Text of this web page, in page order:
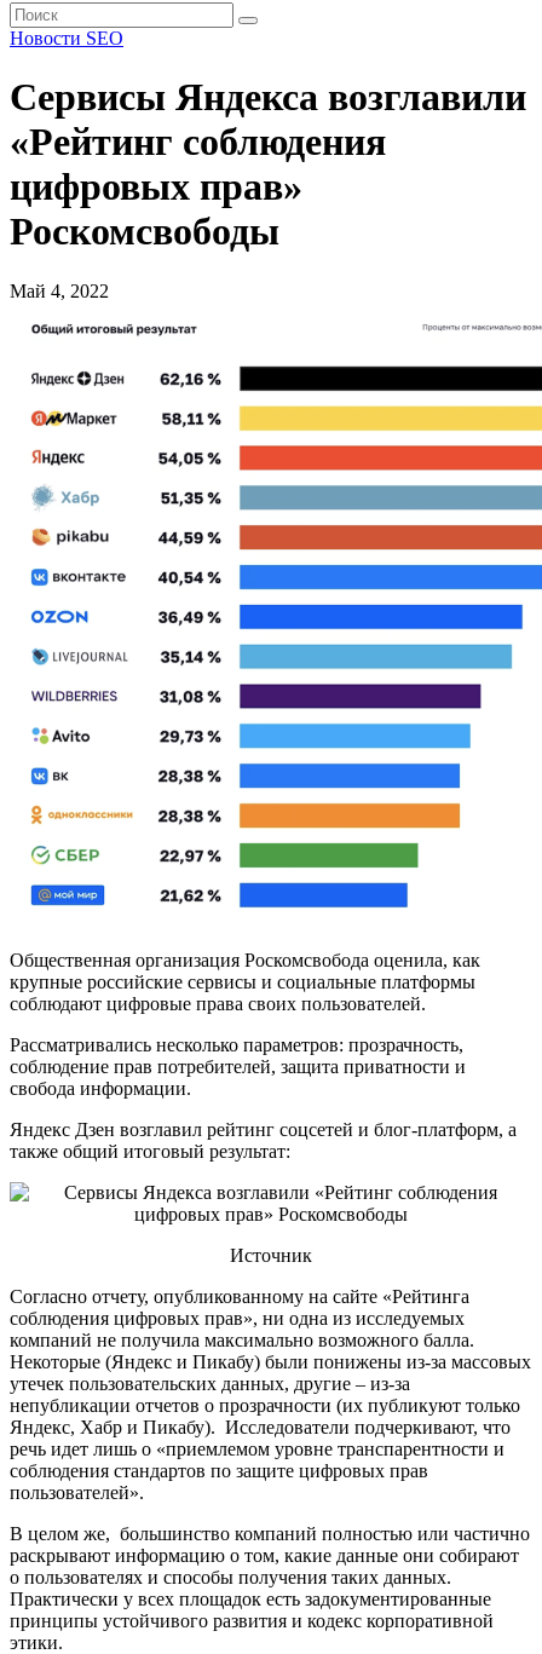
Новости SEO
Сервисы Яндекса возглавили
«Рейтинг соблюдения
цифровых прав»
Роскомсвободы
Май 4, 2022
Общественная организация Роскомсвобода оценила, как
крупные российские сервисы и социальные платформы
соблюдают цифровые права своих пользователей.
Рассматривались несколько параметров: прозрачность,
соблюдение прав потребителей, защита приватности и
свобода информации.
Яндекс Дзен возглавил рейтинг соцсетей и блог-платформ, а
также общий итоговый результат:
Источник
Согласно отчету, опубликованному на сайте «Рейтинга
соблюдения цифровых прав», ни одна из исследуемых
компаний не получила максимально возможного балла.
Некоторые (Яндекс и Пикабу) были понижены из-за массовых
утечек пользовательских данных, другие – из-за
непубликации отчетов о прозрачности (их публикуют только
Яндекс, Хабр и Пикабу). Исследователи подчеркивают, что
речь идет лишь о «приемлемом уровне транспарентности и
соблюдения стандартов по защите цифровых прав
пользователей».
В целом же, большинство компаний полностью или частично
раскрывают информацию о том, какие данные они собирают
о пользователях и способы получения таких данных.
Практически у всех площадок есть задокументированные
принципы устойчивого развития и кодекс корпоративной
этики.